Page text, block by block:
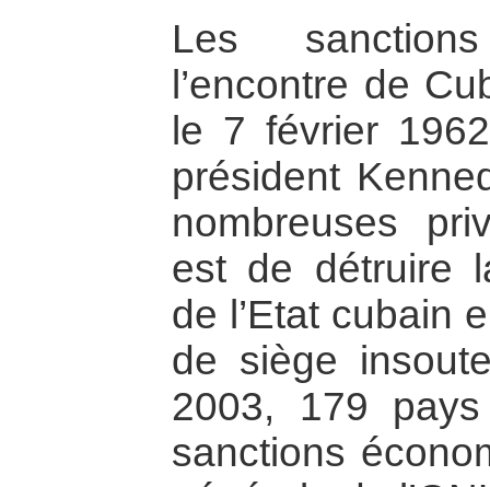
Les
l’encontre de
le 7 février
président
nombreuses
est de détruire
de l’Etat cubain
de siège
2003, 179
sanctions